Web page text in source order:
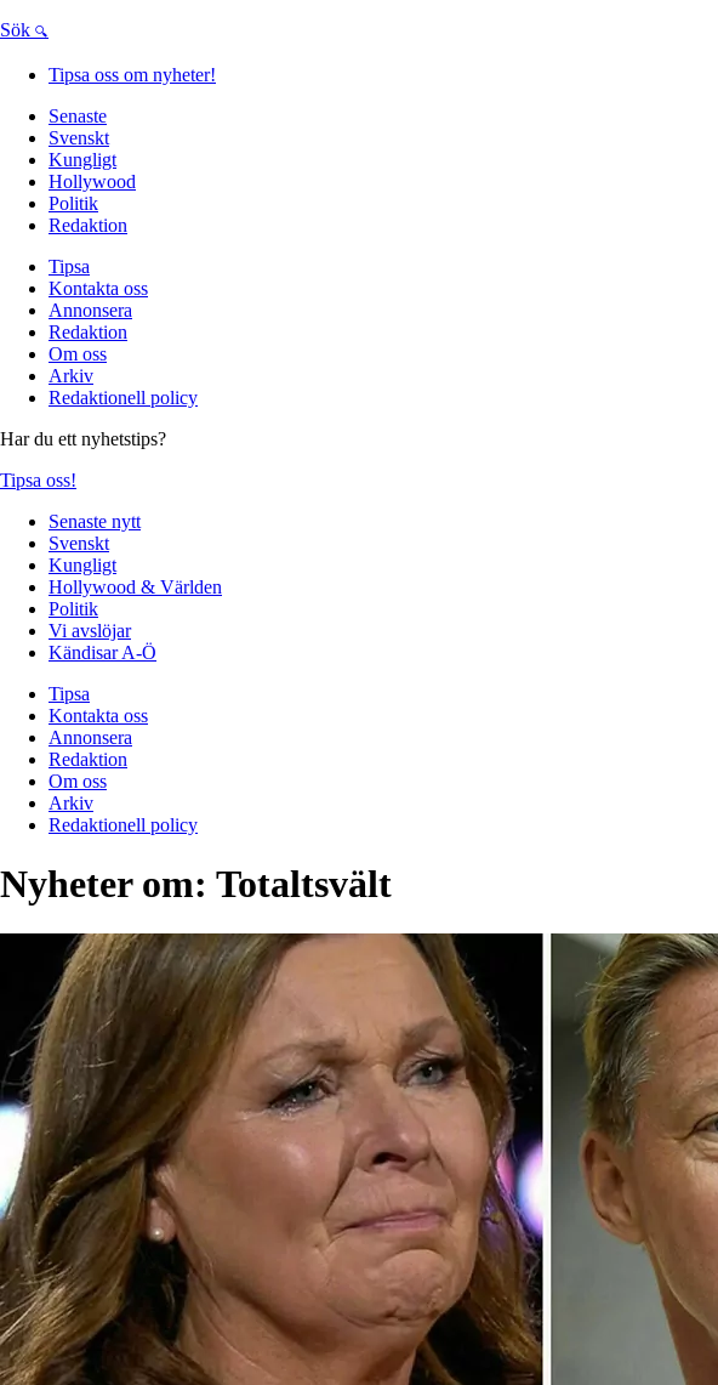
Sök
Tipsa oss om nyheter!
Senaste
Svenskt
Kungligt
Hollywood
Politik
Redaktion
Tipsa
Kontakta oss
Annonsera
Redaktion
Om oss
Arkiv
Redaktionell policy
Har du ett nyhetstips?
Tipsa oss!
Senaste nytt
Svenskt
Kungligt
Hollywood & Världen
Politik
Vi avslöjar
Kändisar A-Ö
Tipsa
Kontakta oss
Annonsera
Redaktion
Om oss
Arkiv
Redaktionell policy
Nyheter om: Totaltsvält